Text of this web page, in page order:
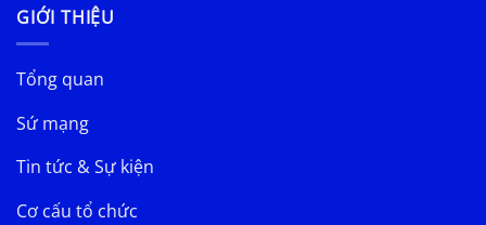
GIỚI THIỆU
Tổng quan
Sứ mạng
Tin tức & Sự kiện
Cơ cấu tổ chức